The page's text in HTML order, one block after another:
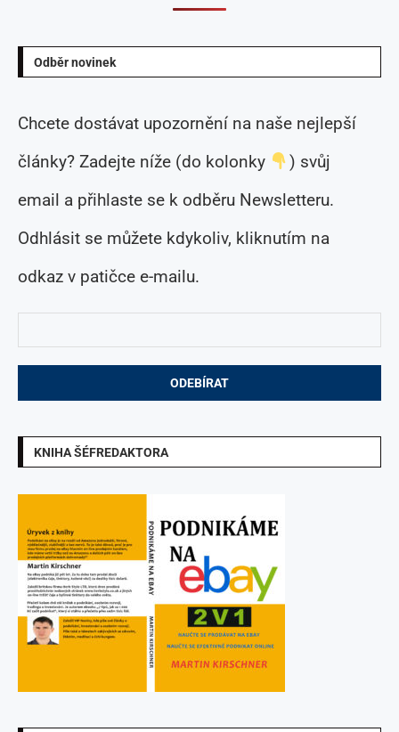
Odběr novinek
Chcete dostávat upozornění na naše nejlepší
články? Zadejte níže (do kolonky
) svůj
email a přihlaste se k odběru Newsletteru.
Odhlásit se můžete kdykoliv, kliknutím na
odkaz v patičce e-mailu.
KNIHA ŠÉFREDAKTORA